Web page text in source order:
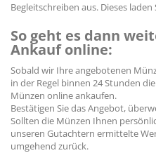
Begleitschreiben aus. Dieses
So geht es dann
Ankauf online:
Sobald wir Ihre angebotenen
in der Regel binnen 24 Stunden
Münzen online ankaufen.
Bestätigen Sie das Angebot,
Sollten die Münzen Ihnen
unseren Gutachtern ermittelte
umgehend zurück.